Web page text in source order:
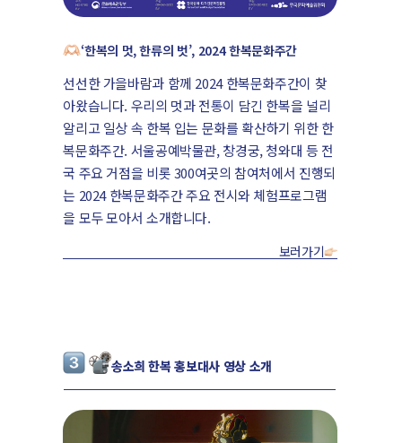
‘한복의 멋, 한류의 벗’, 2024 한복문화주간
선선한 가을바람과 함께 2024 한복문화주간이 찾
아왔습니다. 우리의 멋과 전통이 담긴 한복을 널리
알리고 일상 속 한복 입는 문화를 확산하기 위한 한
복문화주간. 서울공예박물관, 창경궁, 청와대 등 전
국 주요 거점을 비롯 300여곳의 참여처에서 진행되
는 2024 한복문화주간 주요 전시와 체험프로그램
을 모두 모아서 소개합니다.
보러가기
송소희 한복 홍보대사 영상 소개